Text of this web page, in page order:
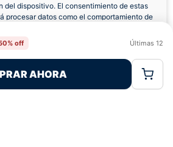
del dispositivo. El consentimiento de estas
procesar datos como el comportamiento de
puede afectar negativamente a ciertas
Política de Privacidad
off Últimas 12
AHORA
Devolución 7 Días
Ofertas Sin Límites